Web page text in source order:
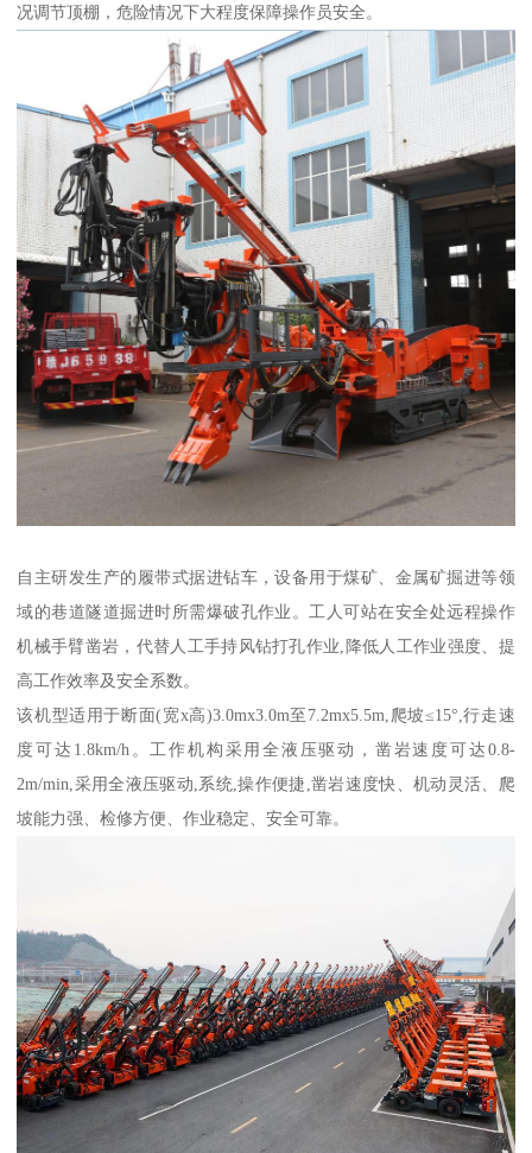
况调节顶棚，危险情况下大程度保障操作员安全。
自主研发生产的履带式据进钻车，设备用于煤矿、金属矿掘进等领
域的巷道隧道掘进时所需爆破孔作业。工人可站在安全处远程操作
机械手臂凿岩，代替人工手持风钻打孔作业,降低人工作业强度、提
高工作效率及安全系数。
该机型适用于断面(宽x高)3.0mx3.0m至7.2mx5.5m,爬坡≤15°,行走速
度可达1.8km/h。工作机构采用全液压驱动，凿岩速度可达0.8-
2m/min,采用全液压驱动,系统,操作便捷,凿岩速度快、机动灵活、爬
坡能力强、检修方便、作业稳定、安全可靠。